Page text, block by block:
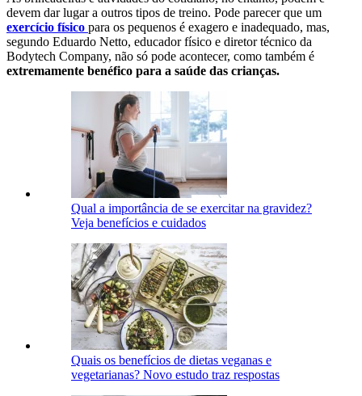
devem dar lugar a outros tipos de treino. Pode parecer que um
exercício físico para os pequenos é exagero e inadequado, mas,
segundo Eduardo Netto, educador físico e diretor técnico da
Bodytech Company, não só pode acontecer, como também é
extremamente benéfico para a saúde das crianças.
Qual a importância de se exercitar na gravidez?
Veja benefícios e cuidados
Quais os benefícios de dietas veganas e
vegetarianas? Novo estudo traz respostas